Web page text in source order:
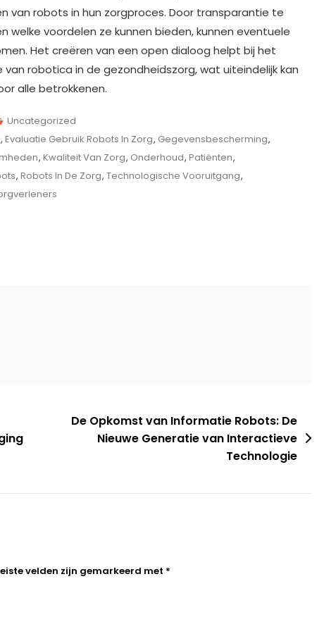
van robots in hun zorgproces. Door transparantie te
voordelen ze kunnen bieden, kunnen eventuele
Het creëren van een open dialoog helpt bij het
robotica in de gezondheidszorg, wat uiteindelijk kan
alle betrokkenen.
Uncategorized
, Evaluatie Gebruik Robots In Zorg, Gegevensbescherming,
, Kwaliteit Van Zorg, Onderhoud, Patiënten,
, Robots In De Zorg, Technologische Vooruitgang,
De Opkomst van Informatie Robots: De
Nieuwe Generatie van Interactieve
Technologie
velden zijn gemarkeerd met *